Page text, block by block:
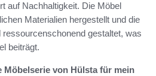
auf Nachhaltigkeit. Die Möbel
Materialien hergestellt und die
gestaltet, was
beiträgt.
Möbelserie von Hülsta für mein